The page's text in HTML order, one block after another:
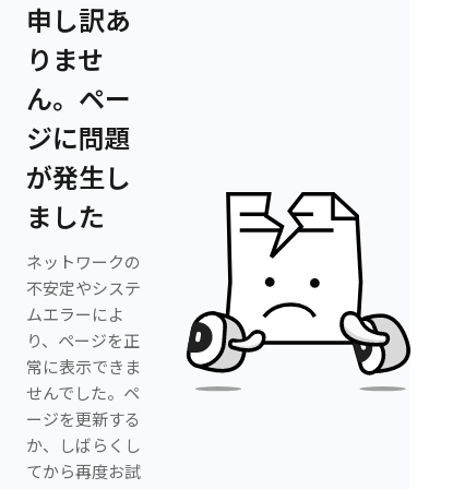
申し訳あ
りませ
ん。ペー
ジに問題
が発生し
ました
ネットワークの
不安定やシステ
ムエラーによ
り、ページを正
常に表示できま
せんでした。ペ
ージを更新する
か、しばらくし
てから再度お試